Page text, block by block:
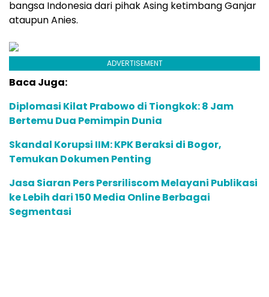
bangsa Indonesia dari pihak Asing ketimbang Ganjar
ataupun Anies.
ADVERTISEMENT
Baca Juga:
Diplomasi Kilat Prabowo di Tiongkok: 8 Jam
Bertemu Dua Pemimpin Dunia
Skandal Korupsi IIM: KPK Beraksi di Bogor,
Temukan Dokumen Penting
Jasa Siaran Pers Persriliscom Melayani Publikasi
ke Lebih dari 150 Media Online Berbagai
Segmentasi